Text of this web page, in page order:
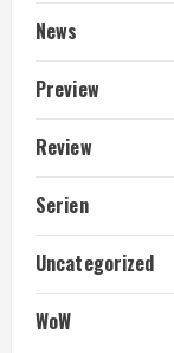
News
Preview
Review
Serien
Uncategorized
WoW